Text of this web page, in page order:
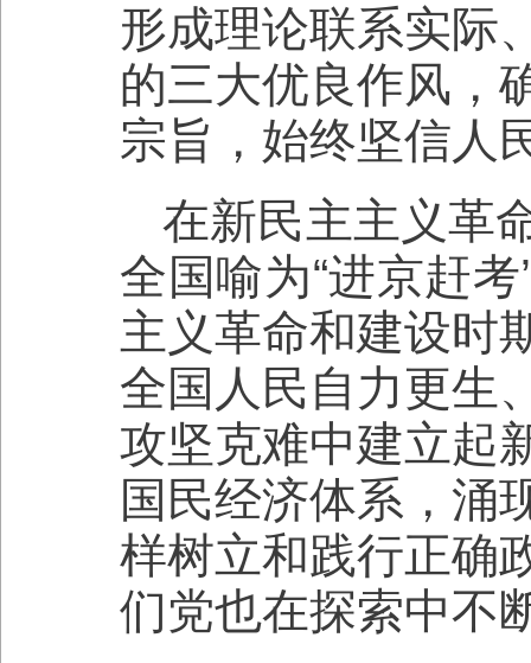
形成理论联系实际
的三大优良作风，
宗旨，始终坚信人
在新民主主义革
全国喻为“进京赶
主义革命和建设时
全国人民自力更生
攻坚克难中建立起
国民经济体系，涌
样树立和践行正确
们党也在探索中不